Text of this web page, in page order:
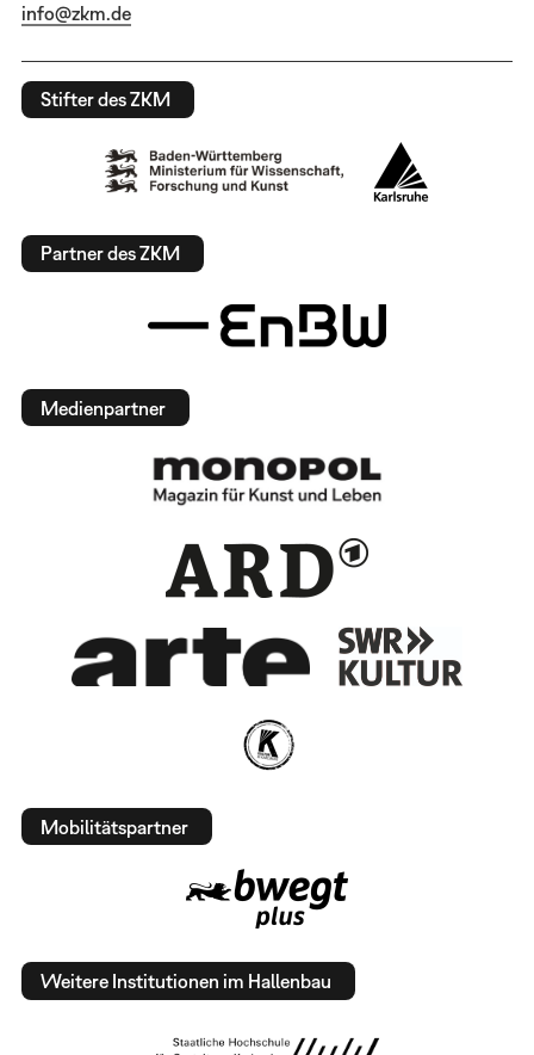
info@zkm.de
Stifter des ZKM
Partner des ZKM
Medienpartner
Mobilitätspartner
Weitere Institutionen im Hallenbau